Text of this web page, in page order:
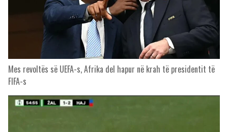
Mes revoltës së UEFA-s, Afrika del hapur në krah të presidentit të
FIFA-s